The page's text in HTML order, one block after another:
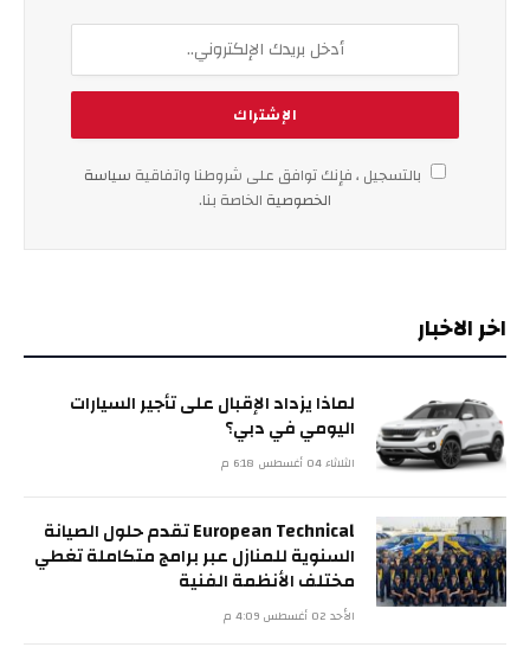
بالتسجيل ، فإنك توافق على شروطنا واتفاقية سياسة
الخصوصية الخاصة بنا.
اخر الاخبار
لماذا يزداد الإقبال على تأجير السيارات
اليومي في دبي؟
الثلاثاء 04 أغسطس 6:18 م
European Technical تقدم حلول الصيانة
السنوية للمنازل عبر برامج متكاملة تغطي
مختلف الأنظمة الفنية
الأحد 02 أغسطس 4:09 م